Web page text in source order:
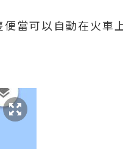
當可以自動在火車